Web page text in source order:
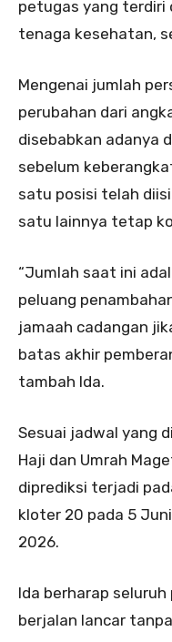
petugas yang terdiri
tenaga kesehatan,
Mengenai jumlah
perubahan dari
disebabkan adanya
sebelum
satu posisi telah
satu lainnya tetap
“Jumlah saat ini
peluang
jamaah cadangan
batas akhir
tambah Ida.
Sesuai jadwal yang
Haji dan Umrah
diprediksi terjadi
kloter 20 pada 5
2026.
Ida berharap
berjalan lancar